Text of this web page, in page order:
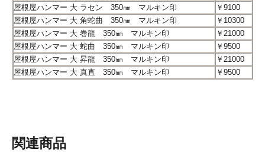
屋根屋ハンマー 大 ラセン 350㎜ マルキン印
￥9100
屋根屋ハンマー 大 角蛇曲 350㎜ マルキン印
￥10300
屋根屋ハンマー 大 巻龍 350㎜ マルキン印
￥21000
屋根屋ハンマー 大 蛇曲 350㎜ マルキン印
￥9500
屋根屋ハンマー 大 昇龍 350㎜ マルキン印
￥21000
屋根屋ハンマー 大 真直 350㎜ マルキン印
￥9500
関連商品